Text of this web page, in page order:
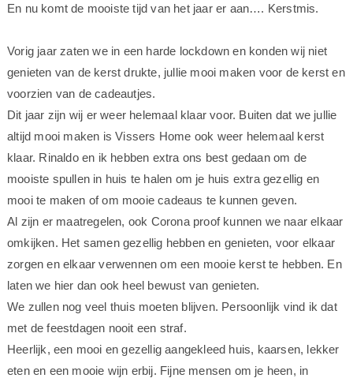
En nu komt de mooiste tijd van het jaar er aan…. Kerstmis.
Vorig jaar zaten we in een harde lockdown en konden wij niet
genieten van de kerst drukte, jullie mooi maken voor de kerst en
voorzien van de cadeautjes.
Dit jaar zijn wij er weer helemaal klaar voor. Buiten dat we jullie
altijd mooi maken is Vissers Home ook weer helemaal kerst
klaar. Rinaldo en ik hebben extra ons best gedaan om de
mooiste spullen in huis te halen om je huis extra gezellig en
mooi te maken of om mooie cadeaus te kunnen geven.
Al zijn er maatregelen, ook Corona proof kunnen we naar elkaar
omkijken. Het samen gezellig hebben en genieten, voor elkaar
zorgen en elkaar verwennen om een mooie kerst te hebben. En
laten we hier dan ook heel bewust van genieten.
We zullen nog veel thuis moeten blijven. Persoonlijk vind ik dat
met de feestdagen nooit een straf.
Heerlijk, een mooi en gezellig aangekleed huis, kaarsen, lekker
eten en een mooie wijn erbij. Fijne mensen om je heen, in